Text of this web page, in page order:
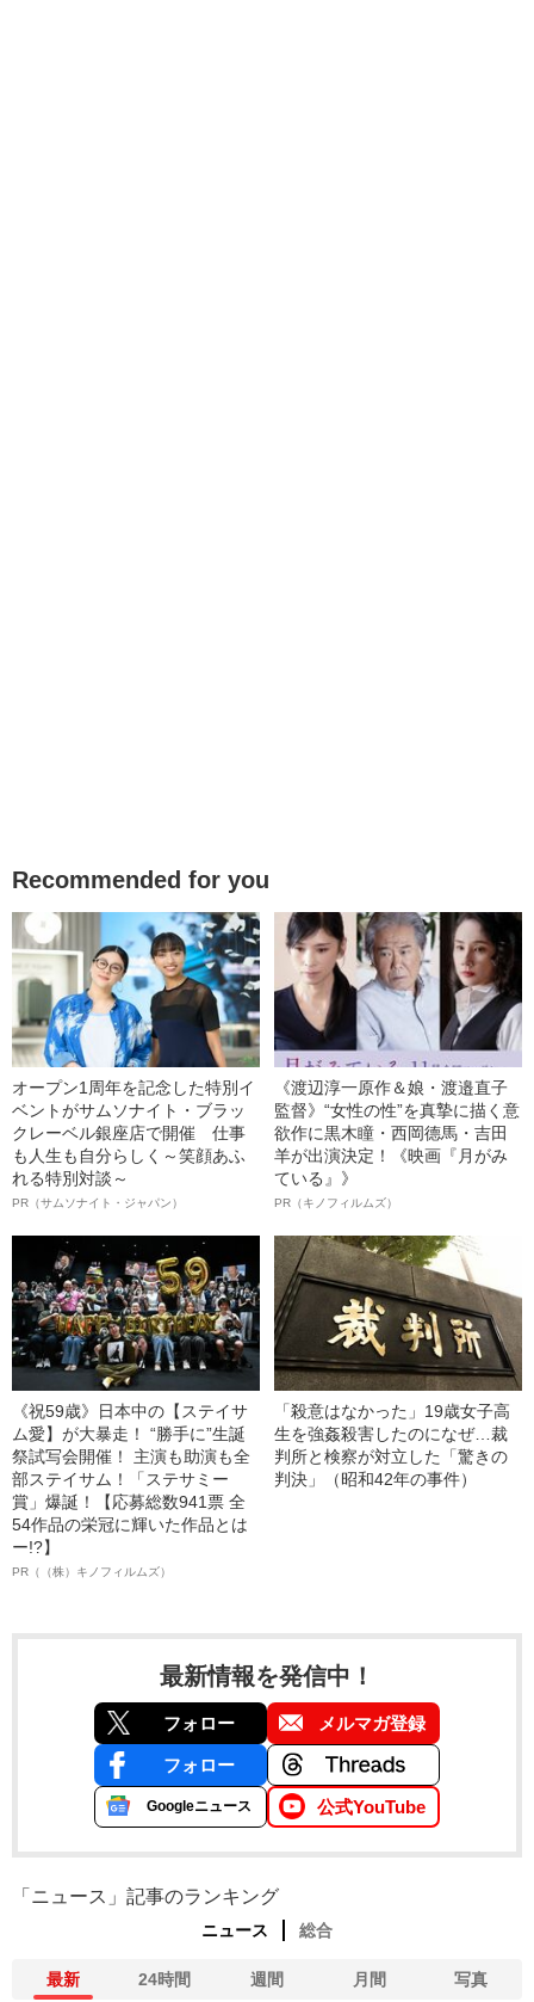
Recommended for you
オープン1周年を記念した特別イ
ベントがサムソナイト・ブラッ
クレーベル銀座店で開催 仕事
も人生も自分らしく～笑顔あふ
れる特別対談～
PR（サムソナイト・ジャパン）
《渡辺淳一原作＆娘・渡邉直子
監督》“女性の性”を真摯に描く意
欲作に黒木瞳・西岡德馬・吉田
羊が出演決定！《映画『月がみ
ている』》
PR（キノフィルムズ）
《祝59歳》日本中の【ステイサ
ム愛】が大暴走！ “勝手に”生誕
祭試写会開催！ 主演も助演も全
部ステイサム！「ステサミー
賞」爆誕！【応募総数941票 全
54作品の栄冠に輝いた作品とは
ー!?】
PR（（株）キノフィルムズ）
「殺意はなかった」19歳女子高
生を強姦殺害したのになぜ…裁
判所と検察が対立した「驚きの
判決」（昭和42年の事件）
最新情報を発信中！
フォロー メルマガ登録
フォロー
Googleニュース 公式YouTube
「ニュース」記事のランキング
ニュース 総合
最新 24時間 週間 月間 写真